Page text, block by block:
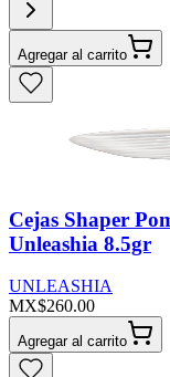
Agregar al carrito
Cejas Shaper
Unleashia 8.5gr
UNLEASHIA
MX$260.00
Agregar al carrito